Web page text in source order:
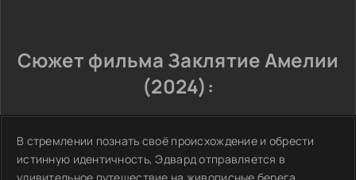
Сюжет фильма Заклятие Амелии
(2024):
В стремлении познать своё происхождение и обрести
истинную идентичность, Эдвард отправляется в